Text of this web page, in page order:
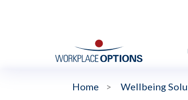
Home > Wellbeing